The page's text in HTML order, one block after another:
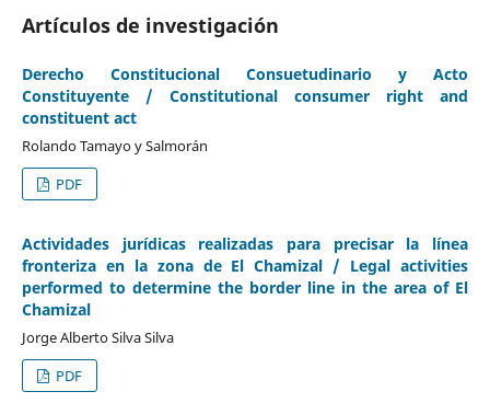
Artículos de investigación
Derecho Constitucional Consuetudinario y Acto
Constituyente / Constitutional consumer right and
constituent act
Rolando Tamayo y Salmorán
PDF
Actividades jurídicas realizadas para precisar la línea
fronteriza en la zona de El Chamizal / Legal activities
performed to determine the border line in the area of El
Chamizal
Jorge Alberto Silva Silva
PDF